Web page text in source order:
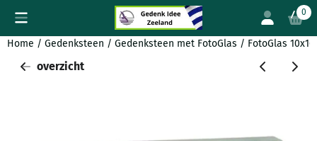
Cookievoorkeuren zijn beschikbaar. Kies instellingen of sta0
Home / Gedenksteen / Gedenksteen met FotoGlas / FotoGlas
overzicht